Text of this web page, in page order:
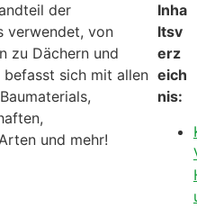
der
verwendet, von
zu Dächern und
sich mit allen
und mehr!
Inha
ltsv
erz
eich
nis: